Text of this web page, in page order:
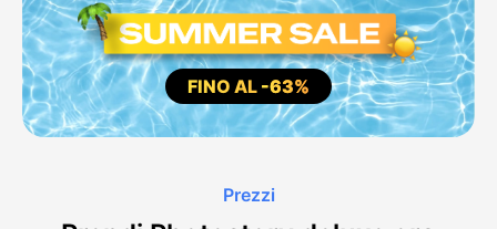
FINO AL -63%
Prezzi